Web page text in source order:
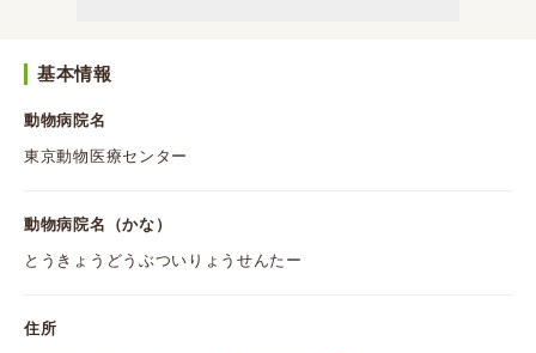
基本情報
動物病院名
東京動物医療センター
動物病院名（かな）
とうきょうどうぶついりょうせんたー
住所